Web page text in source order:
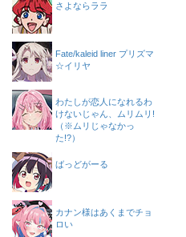
さよならララ
Fate/kaleid liner プリズマ
☆イリヤ
わたしが恋人になれるわ
けないじゃん、ムリムリ!
（※ムリじゃなかっ
た!?）
ばっどがーる
カナン様はあくまでチョ
ロい